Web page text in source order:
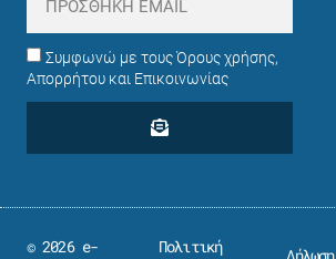
Συμφωνώ με τους Όρους χρήσης,
Απορρήτου και Επικοινωνίας
© 2026 e-
Πολιτική
Δήλωση